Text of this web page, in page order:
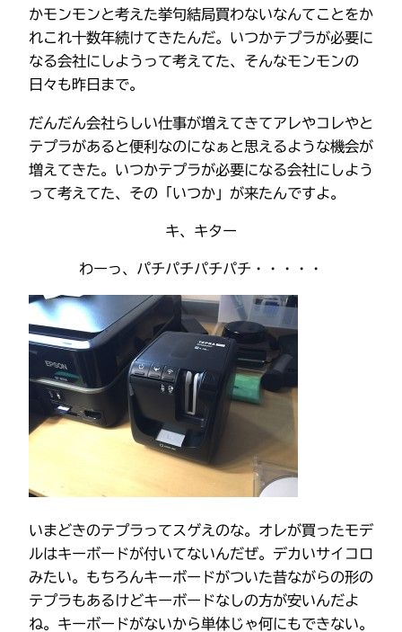
かモンモンと考えた挙句結局買わないなんてことをか
れこれ十数年続けてきたんだ。いつかテプラが必要に
なる会社にしようって考えてた、そんなモンモンの
日々も昨日まで。
だんだん会社らしい仕事が増えてきてアレやコレやと
テプラがあると便利なのになぁと思えるような機会が
増えてきた。いつかテプラが必要になる会社にしよう
って考えてた、その「いつか」が来たんですよ。
キ、キター
わーっ、パチパチパチパチ・・・・・
いまどきのテプラってスゲえのな。オレが買ったモデ
ルはキーボードが付いてないんだぜ。デカいサイコロ
みたい。もちろんキーボードがついた昔ながらの形の
テプラもあるけどキーボードなしの方が安いんだよ
ね。キーボードがないから単体じゃ何にもできない。